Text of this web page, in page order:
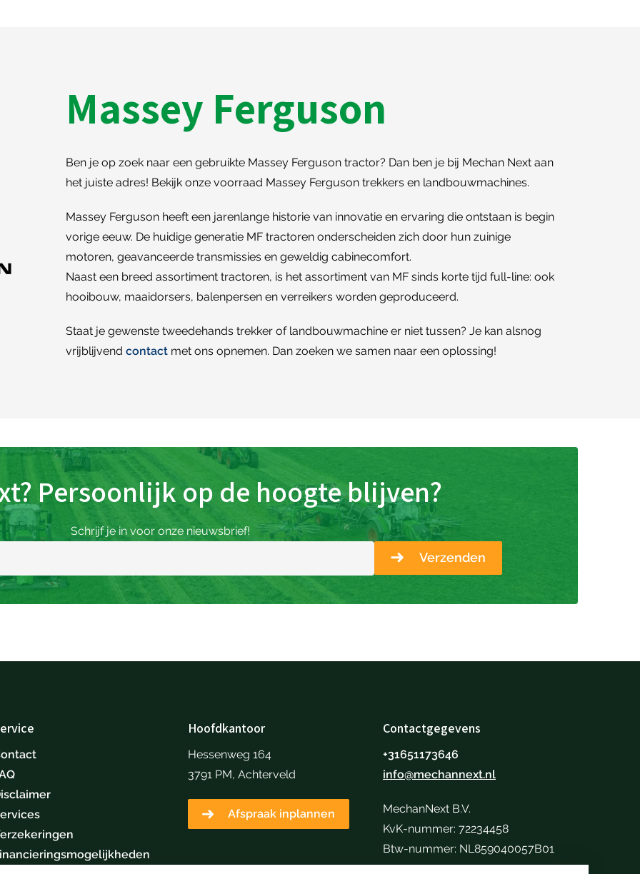
Massey Ferguson
Ben je op zoek naar een gebruikte Massey Ferguson tractor? Dan ben je bij Mechan Next aan
het juiste adres! Bekijk onze voorraad Massey Ferguson trekkers en landbouwmachines.
Massey Ferguson heeft een jarenlange historie van innovatie en ervaring die ontstaan is begin
vorige eeuw. De huidige generatie MF tractoren onderscheiden zich door hun zuinige
motoren, geavanceerde transmissies en geweldig cabinecomfort.
Naast een breed assortiment tractoren, is het assortiment van MF sinds korte tijd full-line: ook
hooibouw, maaidorsers, balenpersen en verreikers worden geproduceerd.
Staat je gewenste tweedehands trekker of landbouwmachine er niet tussen? Je kan alsnog
vrijblijvend contact met ons opnemen. Dan zoeken we samen naar een oplossing!
Persoonlijk op de hoogte blijven?
Schrijf je in voor onze nieuwsbrief!
Verzenden
Hoofdkantoor
Hessenweg 164
3791 PM, Achterveld
Afspraak inplannen
Contactgegevens
+31651173646
info@mechannext.nl
MechanNext B.V.
KvK-nummer: 72234458
Btw-nummer: NL859040057B01